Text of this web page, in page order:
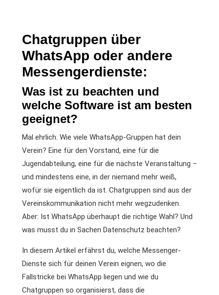
Chatgruppen über
WhatsApp oder andere
Messengerdienste:
Was ist zu beachten und
welche Software ist am besten
geeignet?
Mal ehrlich: Wie viele WhatsApp-Gruppen hat dein
Verein? Eine für den Vorstand, eine für die
Jugendabteilung, eine für die nächste Veranstaltung –
und mindestens eine, in der niemand mehr weiß,
wofür sie eigentlich da ist. Chatgruppen sind aus der
Vereinskommunikation nicht mehr wegzudenken.
Aber: Ist WhatsApp überhaupt die richtige Wahl? Und
was musst du in Sachen Datenschutz beachten?
In diesem Artikel erfährst du, welche Messenger-
Dienste sich für deinen Verein eignen, wo die
Fallstricke bei WhatsApp liegen und wie du
Chatgruppen so organisierst, dass die